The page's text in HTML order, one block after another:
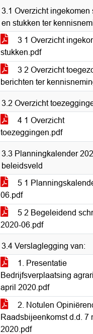
3.1 Overzicht ingekomen
en stukken ter
3 1 Overzicht
stukken.pdf
3 2 Overzicht
berichten ter
3.2 Overzicht
4 1 Overzicht
toezeggingen.pdf
3.3 Planningkalender
beleidsveld
5 1
06.pdf
5 2 Begeleidend
2020-06.pdf
3.4 Verslaglegging van:
1. Presentatie
Bedrijfsverplaatsing
april 2020.pdf
2. Notulen
Raadsbijeenkomst d.d. 7
2020.pdf